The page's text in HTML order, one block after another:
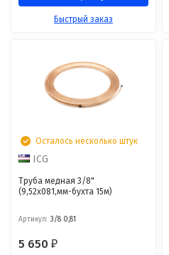
Быстрый заказ
Осталось несколько штук
ICG
Труба медная 3/8"
(9,52х081,мм-бухта 15м)
Артикул: 3/8 0,81
5 650₽